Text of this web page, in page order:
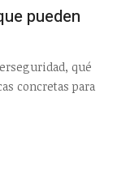
pueden
qué
concretas para